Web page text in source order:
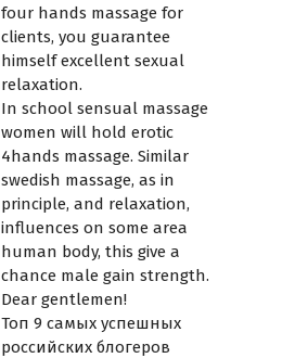
four hands massage for
clients, you guarantee
himself excellent sexual
relaxation.
In school sensual massage
women will hold erotic
4hands massage. Similar
swedish massage, as in
principle, and relaxation,
influences on some area
human body, this give a
chance male gain strength.
Dear gentlemen!
Топ 9 самых успешных
российских блогеров